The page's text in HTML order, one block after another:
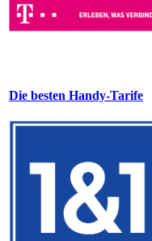
Die besten Handy-Tarife